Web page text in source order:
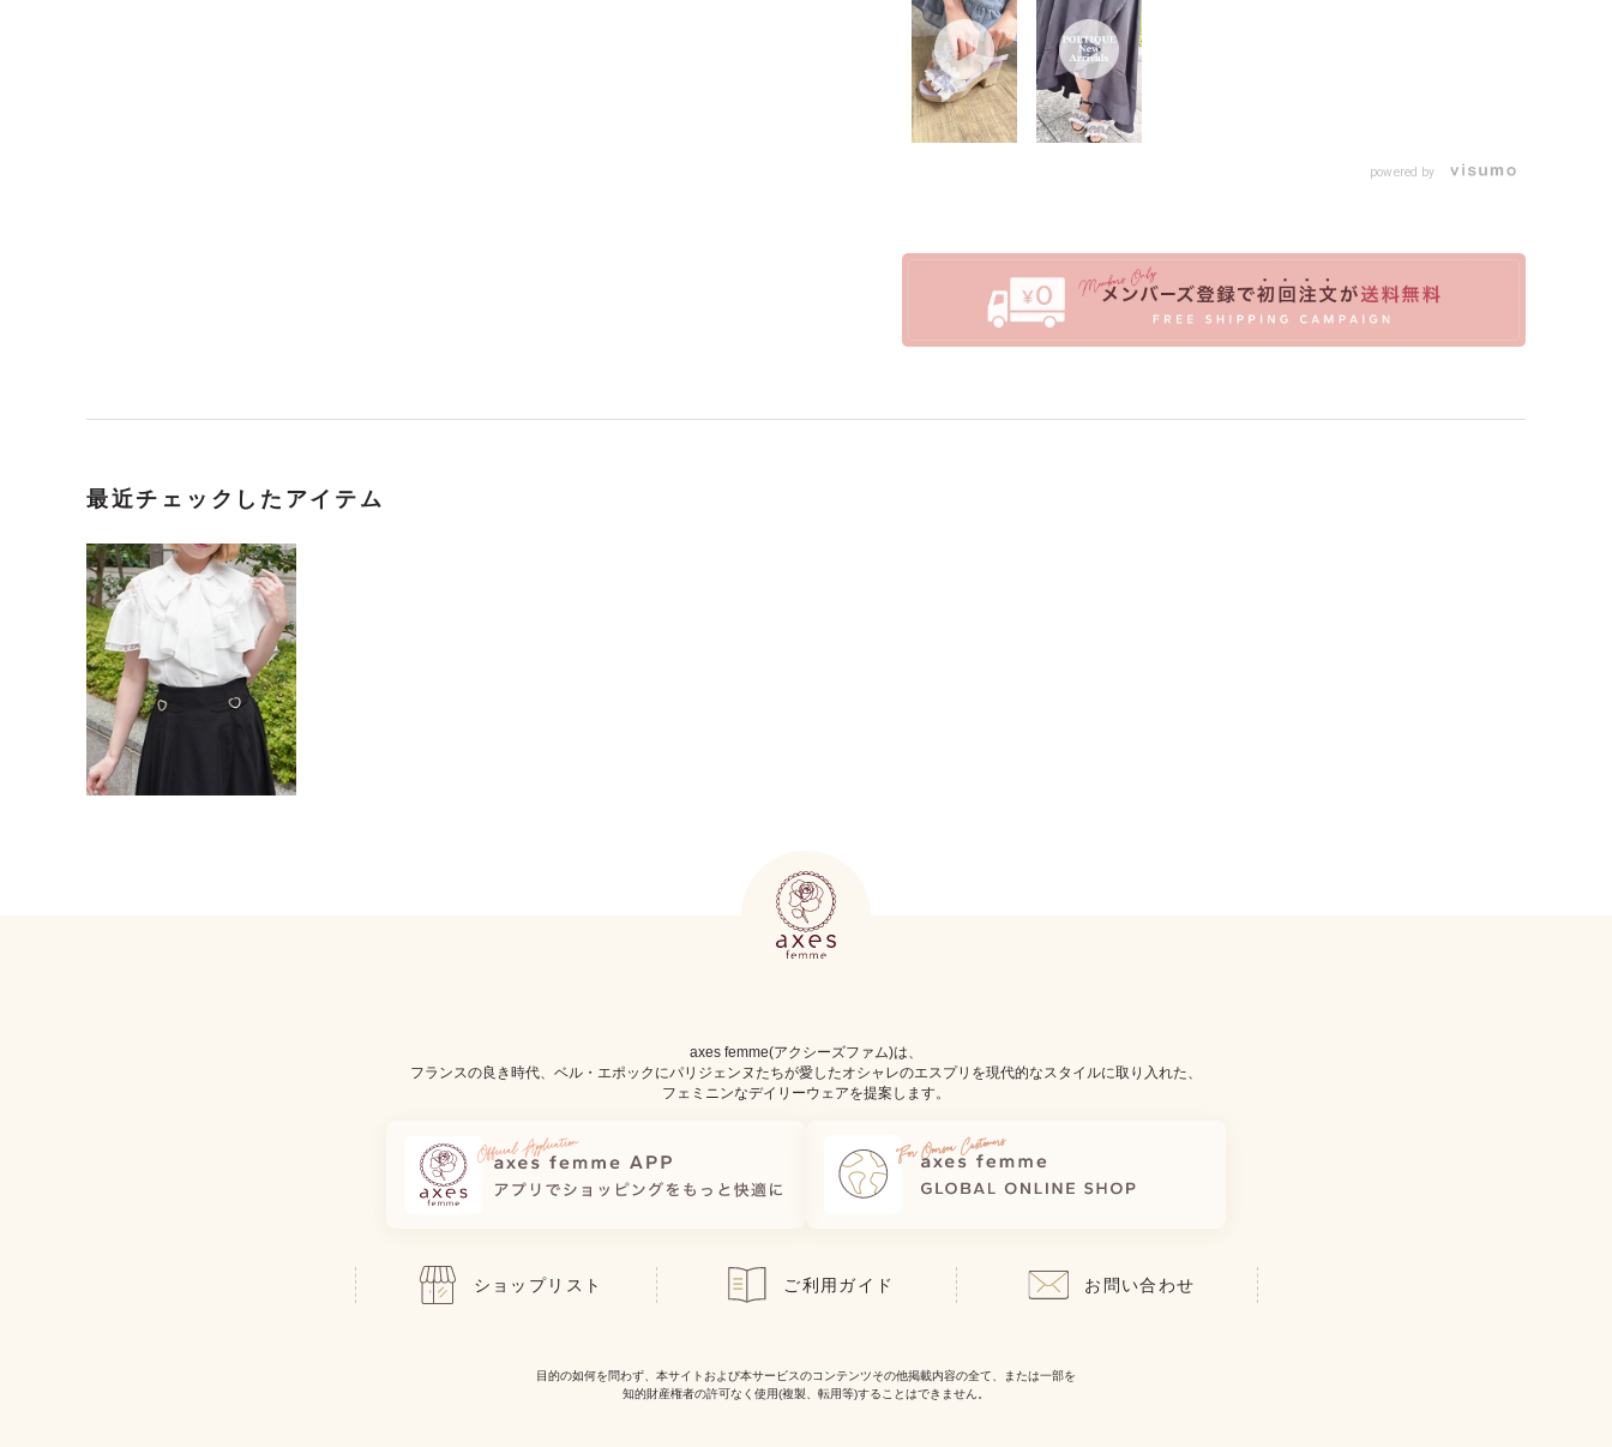
powered by
最近チェックしたアイテム
axes femme(アクシーズファム)は、
フランスの良き時代、ベル・エポックにパリジェンヌたちが愛したオシャレのエスプリを現代的なスタイルに取り入れた、
フェミニンなデイリーウェアを提案します。
ショップリスト ご利用ガイド お問い合わせ
目的の如何を問わず、本サイトおよび本サービスのコンテンツその他掲載内容の全て、または一部を
知的財産権者の許可なく使用(複製、転用等)することはできません。